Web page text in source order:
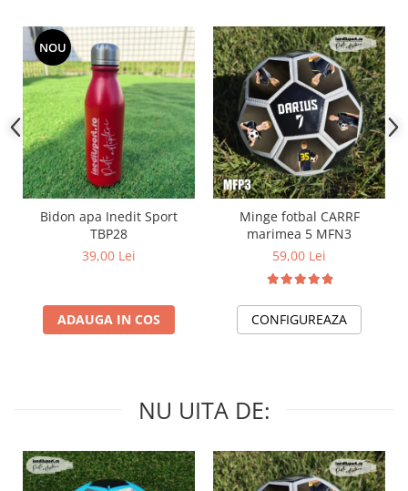
NOU
Bidon apa Inedit Sport
TBP28
39,00 Lei
ADAUGA IN COS
Minge fotbal CARRF
marimea 5 MFN3
59,00 Lei
CONFIGUREAZA
NU UITA DE: